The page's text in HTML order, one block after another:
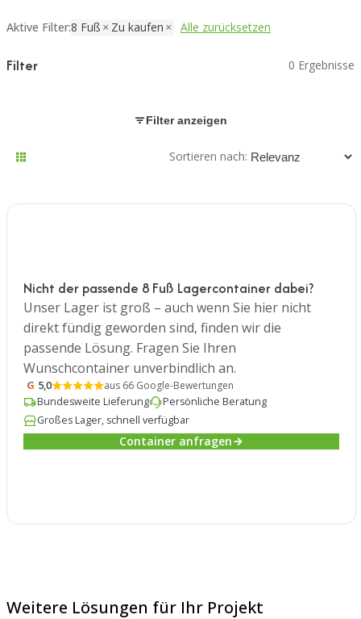
Aktive Filter:8 Fuß Zu kaufen Alle zurücksetzen
Filter 0 Ergebnisse
Filter anzeigen
Sortieren nach:
Nicht der passende 8 Fuß Lagercontainer dabei?
Unser Lager ist groß – auch wenn Sie hier nicht
direkt fündig geworden sind, finden wir die
passende Lösung. Fragen Sie Ihren
Wunschcontainer unverbindlich an.
G 5,0
aus 66 Google-Bewertungen
Bundesweite Lieferung
Persönliche Beratung
Großes Lager, schnell verfügbar
Container anfragen
Weitere Lösungen für Ihr Projekt